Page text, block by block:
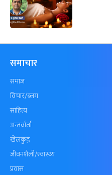
समाचार
समाज
विचार/ब्लग
साहित्य
अन्तर्वार्ता
खेलकुद़़
जीवनशैली/स्वास्थ्य
प्रवास